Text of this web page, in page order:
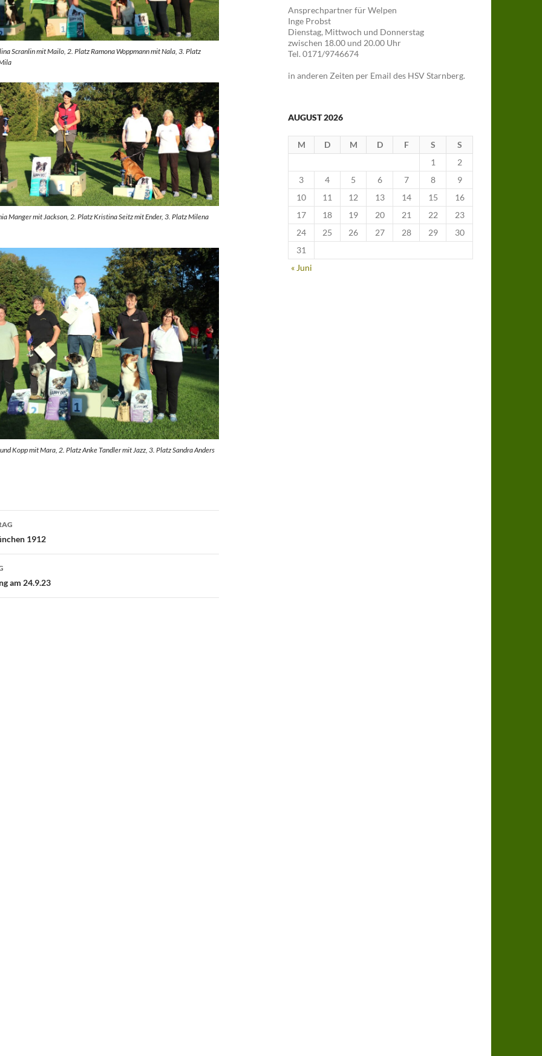
Scranlin mit Mailo, 2. Platz Ramona Woppmann mit Nala, 3. Platz
Manger mit Jackson, 2. Platz Kristina Seitz mit Ender, 3. Platz Milena
Kopp mit Mara, 2. Platz Anke Tandler mit Jazz, 3. Platz Sandra Anders
1912
am 24.9.23
Ansprechpartner für Welpen
Inge Probst
Dienstag, Mittwoch und Donnerstag
zwischen 18.00 und 20.00 Uhr
Tel. 0171/9746674
in anderen Zeiten per Email des HSV Starnberg.
AUGUST 2026
M D M D F S
S
1
2
3
4 5 6 7 8
9
10
11 12 13 14 15
16
17
18 19 20 21 22
23
24
25 26 27 28 29
30
31
« Juni